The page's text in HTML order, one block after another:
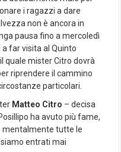
i ragazzi a dare
non è ancora in
pausa fino a mercoledì
far visita al Quinto
quale mister Citro dovrà
riprendere il cammino
particolari.
Matteo Citro – decisa
ha avuto più fame,
mentalmente tutte le
entrati mai